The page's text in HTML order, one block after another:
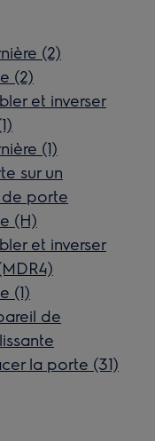
(2)
(2)
et inverser
(1)
sur un
de porte
(H)
et inverser
(1)
de
la porte (31)